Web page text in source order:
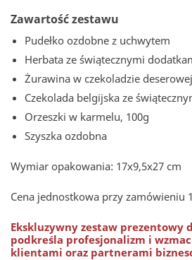
Zawartość zestawu
Pudełko ozdobne z uchwytem
Herbata ze świątecznymi
Żurawina w czekoladzie
Czekolada belgijska ze
Orzeszki w karmelu, 100g
Szyszka ozdobna
Wymiar opakowania: 17x9,5x27 cm
Cena jednostkowa przy zamówieniu
Ekskluzywny zestaw prezentowy
podkreśla profesjonalizm i
klientami oraz partnerami